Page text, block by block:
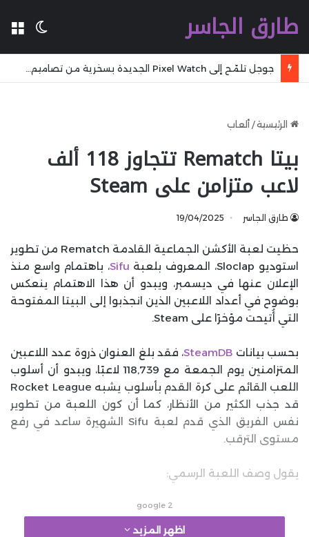
طارق الجاسر
جوجل تلمّح إلى Pixel Watch الجديدة بسخرية من تصاميم المنافسين
الرئيسية/ ألعاب
بيتا Rematch تتجاوز 118 ألف
لاعب متزامن على Steam
طارق الجاسر 19/04/2025
حظيت لعبة الأكشن الجماعية القادمة Rematch من تطوير
استوديو Sloclap، المعروف بلعبة
Sifu، باهتمام واسع منذ
الإعلان عنها في ديسمبر، ويبدو أن هذا الاهتمام ينعكس
بوضوح في أعداد اللاعبين الذين انجذبوا إلى البيتا المفتوحة
التي أُتيحت مؤخرًا على Steam.
بحسب بيانات SteamDB، فقد بلغ العنوان ذروة عدد اللاعبين
المتزامنين يوم الجمعة مع 118,739 لاعبًا، ويبدو أن أسلوب
اللعب القائم على كرة القدم بأسلوب يشبه Rocket League
قد جذب الكثير من الأنظار، كما أن كون اللعبة من تطوير
نفس الفريق الذي قدم لعبة Sifu الشهيرة ساعد في رفع
مستوى الترقب.
يقول وصف اللعبة الرسمي:
google 2
اظهر المزيد